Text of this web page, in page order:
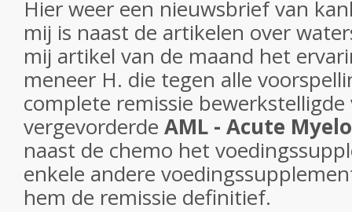
Hier weer een nieuwsbrief van
mij is naast de artikelen over
mij artikel van de maand het
meneer H. die tegen alle
complete remissie bewerkstelligde
vergevorderde AML - Acute
naast de chemo het
enkele andere
hem de remissie definitief.